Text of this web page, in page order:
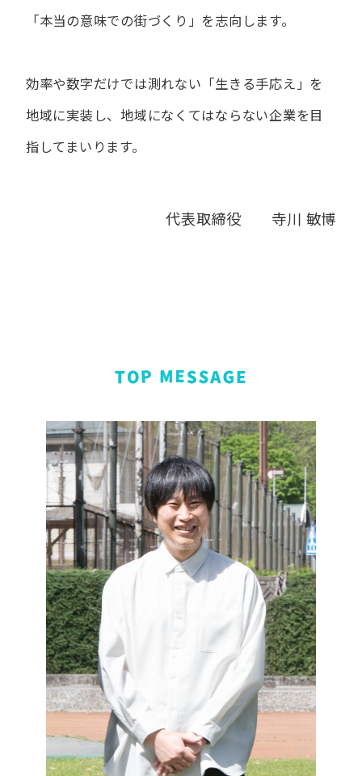
「本当の意味での街づくり」を志向します。
効率や数字だけでは測れない「生きる手応え」を
地域に実装し、地域になくてはならない企業を目
指してまいります。
代表取締役 寺川 敏博